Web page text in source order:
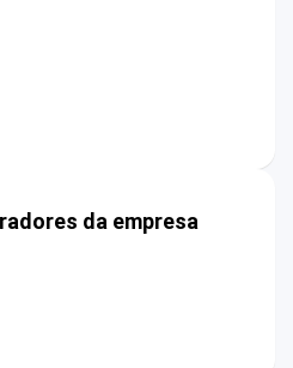
da empresa